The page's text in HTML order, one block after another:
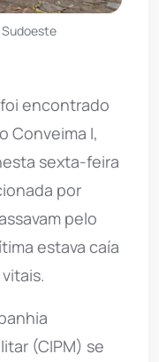
encontrado
Conveima I,
sexta-feira
por
pelo
estava caía
(CIPM) se